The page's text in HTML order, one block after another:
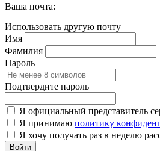
Ваша почта:
Использовать другую почту
Имя
Фамилия
Пароль
Подтвердите пароль
Я официальный представитель
Я принимаю политику
Я хочу получать раз в неделю
Войти